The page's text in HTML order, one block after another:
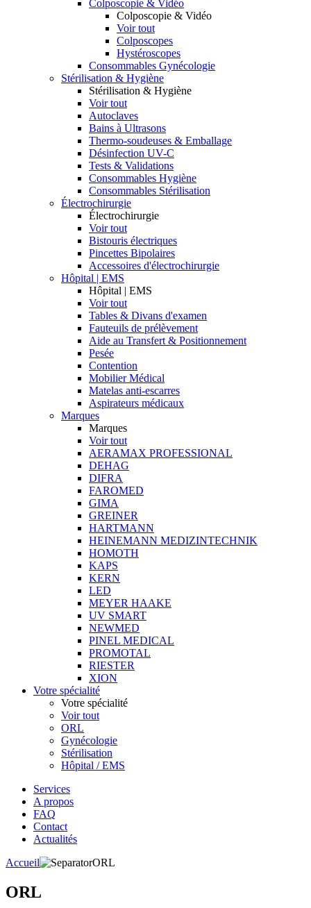
Colposcopie & Vidéo
Colposcopie & Vidéo
Voir tout
Colposcopes
Hystéroscopes
Consommables Gynécologie
Stérilisation & Hygiène
Stérilisation & Hygiène
Voir tout
Autoclaves
Bains à Ultrasons
Thermo-soudeuses & Emballage
Désinfection UV-C
Tests & Validations
Consommables Hygiène
Consommables Stérilisation
Électrochirurgie
Électrochirurgie
Voir tout
Bistouris électriques
Pincettes Bipolaires
Accessoires d'électrochirurgie
Hôpital | EMS
Hôpital | EMS
Voir tout
Tables & Divans d'examen
Fauteuils de prélèvement
Aide au Transfert & Positionnement
Pesée
Contention
Mobilier Médical
Matelas anti-escarres
Aspirateurs médicaux
Marques
Marques
Voir tout
AERAMAX PROFESSIONAL
DEHAG
DIFRA
FAROMED
GIMA
GREINER
HARTMANN
HEINEMANN MEDIZINTECHNIK
HOMOTH
KAPS
KERN
LED
MEYER HAAKE
UV SMART
NEWMED
PINEL MEDICAL
PROMOTAL
RIESTER
XION
Votre spécialité
Votre spécialité
Voir tout
ORL
Gynécologie
Stérilisation
Hôpital / EMS
Services
A propos
FAQ
Contact
Actualités
Accueil
ORL
ORL